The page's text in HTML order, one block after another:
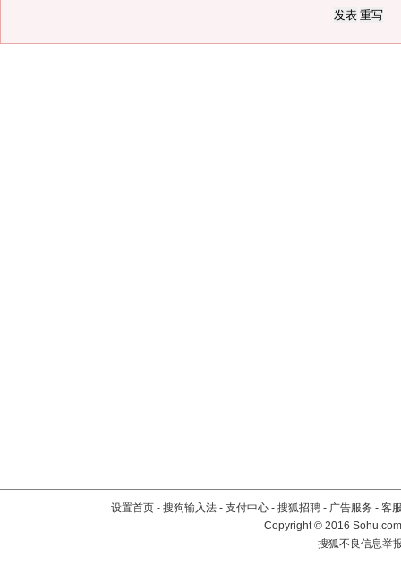
设置首页 - 搜狗输入法 - 支付中心 - 搜狐招聘 - 广告服务 - 客
Copyright©2016
搜狐不良信息举